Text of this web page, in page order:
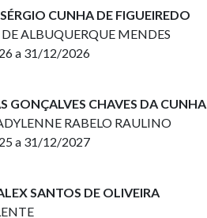
CUNHA DE FIGUEIREDO
ALBUQUERQUE MENDES
a 31/12/2026
GONÇALVES CHAVES DA CUNHA
RABELO RAULINO
a 31/12/2027
SANTOS DE OLIVEIRA